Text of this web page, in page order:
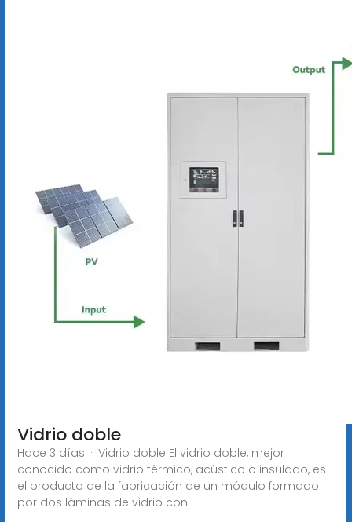
Vidrio doble
Hace 3 días · Vidrio doble El vidrio doble, mejor
conocido como vidrio térmico, acústico o insulado, es
el producto de la fabricación de un módulo formado
por dos láminas de vidrio con